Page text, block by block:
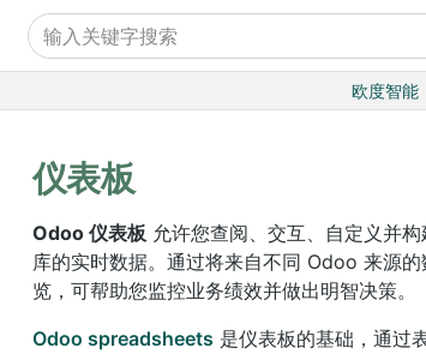
欧度智能
仪表板
Odoo 仪表板 允许您查阅、交互、自定义并
库的实时数据。通过将来自不同 Odoo 来源
览，可帮助您监控业务绩效并做出明智决策。
Odoo spreadsheets 是仪表板的基础，通过